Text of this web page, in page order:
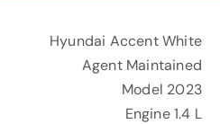
Hyundai Accent White
Agent Maintained
Model 2023
Engine 1.4 L